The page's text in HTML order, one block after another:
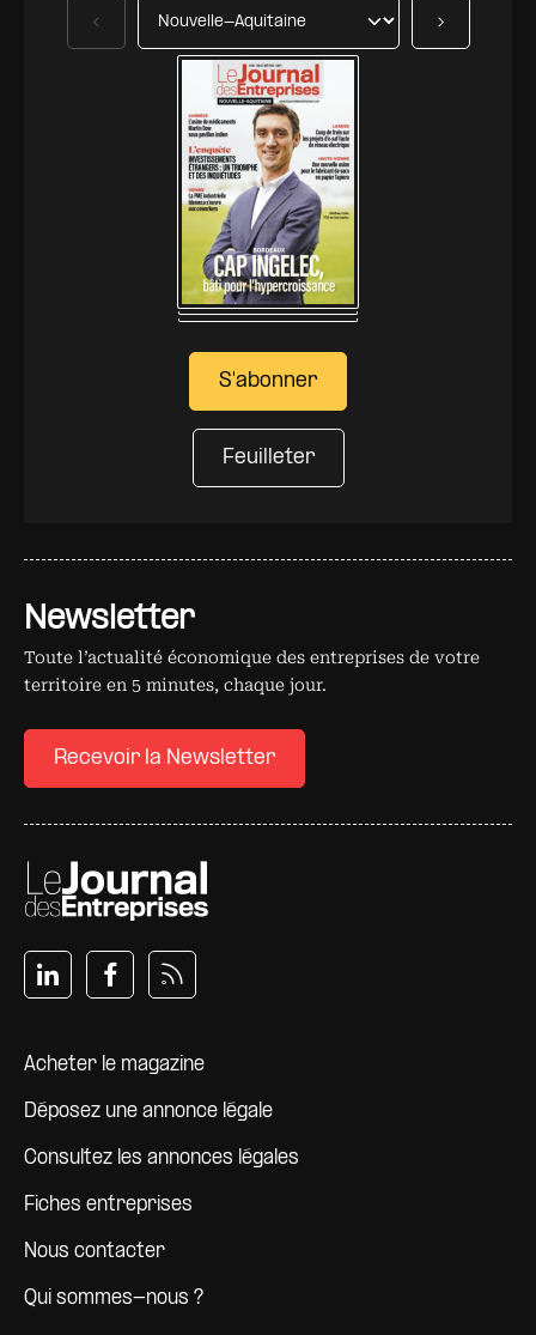
Newsletter
Toute l’actualité économique des entreprises de votre
territoire en 5 minutes, chaque jour.
Recevoir la Newsletter
Pied de page
Acheter le magazine
Déposez une annonce légale
Consultez les annonces légales
Fiches entreprises
Nous contacter
Qui sommes-nous ?
S'abonner
Feuilleter
Précédent Suivant